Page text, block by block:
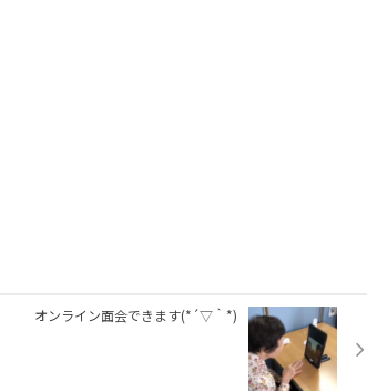
オンライン面会できます(*´▽｀*)